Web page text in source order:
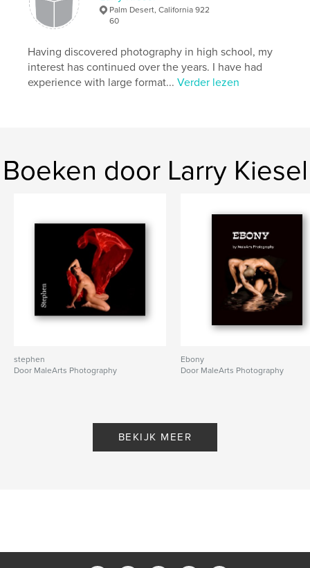
Palm Desert, California 922
60
Having discovered photography in high school, my
interest has continued over the years. I have had
experience with large format...Verder lezen
Boeken door Larry Kiesel
stephen
Door MaleArts Photography
Ebony
Door MaleArts Photography
BEKIJK MEER